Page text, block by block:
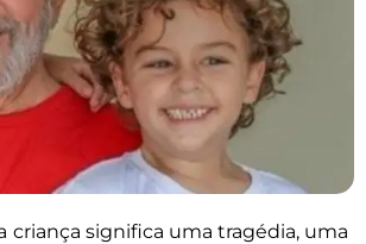
criança significa uma tragédia, uma